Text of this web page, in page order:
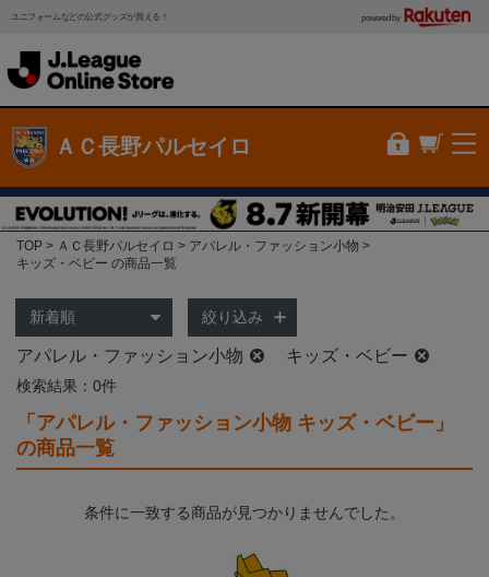
ユニフォームなどの公式グッズが買える！ powered by
ＡＣ長野パルセイロ
TOP ＡＣ長野パルセイロ
アパレル・ファッション小物
キッズ・ベビー の商品一覧
絞り込み
アパレル・ファッション小物 キッズ・ベビー
検索結果：0件
「アパレル・ファッション小物 キッズ・ベビー」
の商品一覧
条件に一致する商品が見つかりませんでした。